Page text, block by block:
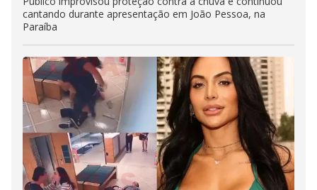
cantando durante apresentação em João Pessoa, na
Paraíba